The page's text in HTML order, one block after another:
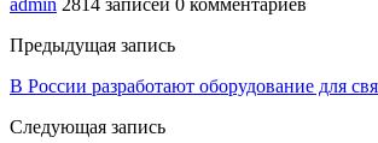
Предыдущая запись
В России разработают оборудование для
Следующая запись